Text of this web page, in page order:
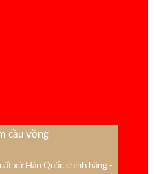
cầu vồng
xứ Hàn Quốc chính hãng -